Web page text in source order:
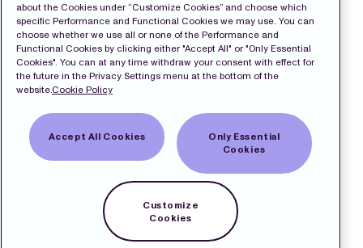
about the Cookies under “Customize Cookies” and choose which
specific Performance and Functional Cookies we may use. You can
choose whether we use all or none of the Performance and
Functional Cookies by clicking either "Accept All" or "Only Essential
Cookies". You can at any time withdraw your consent with effect for
the future in the Privacy Settings menu at the bottom of the
website.Cookie Policy
Accept All Cookies
Only Essential
Cookies
Customize
Cookies